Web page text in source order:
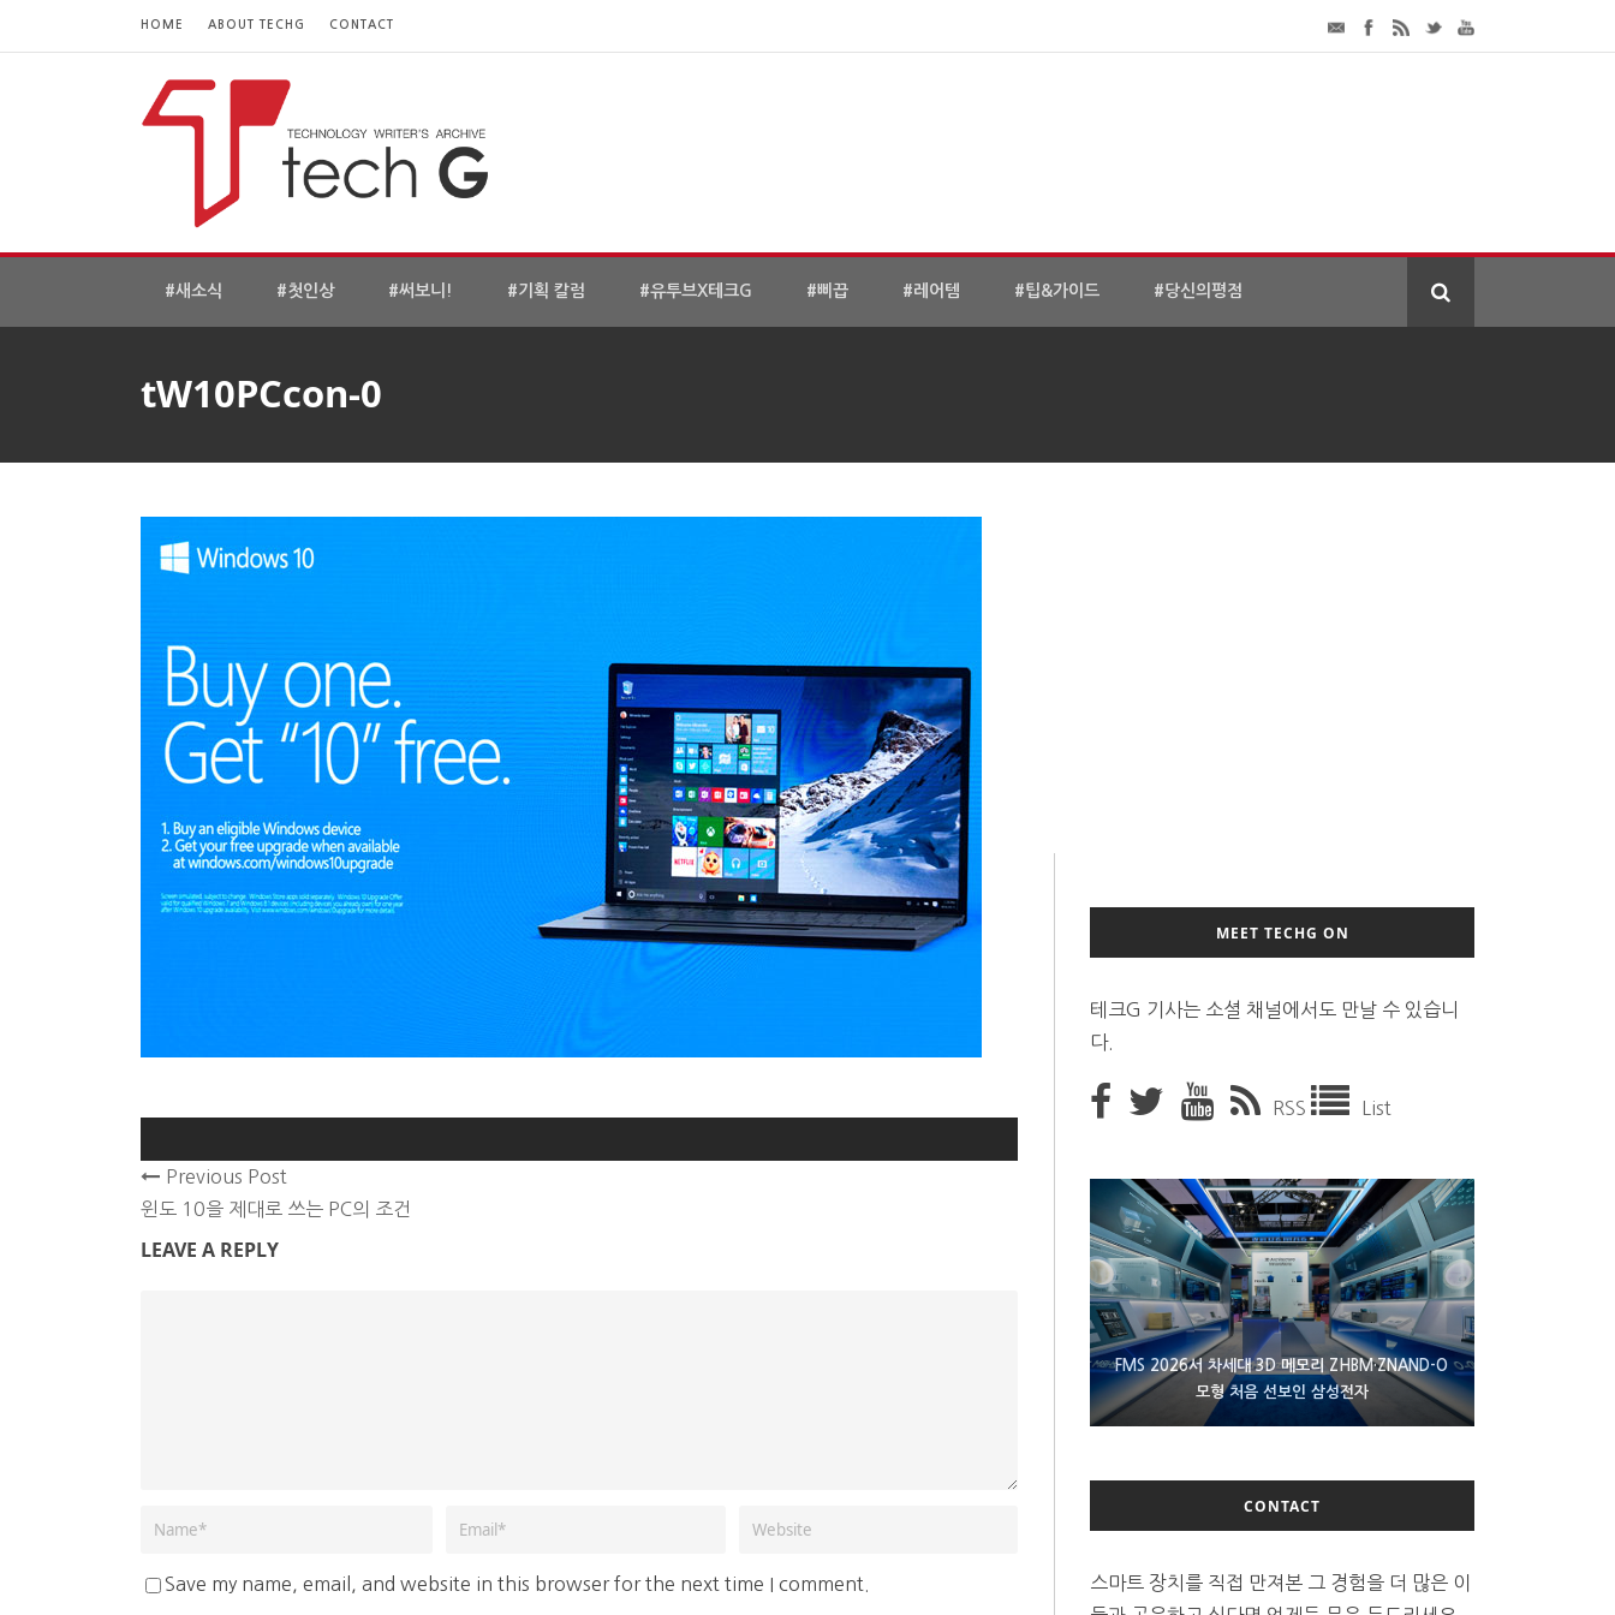
HOME ABOUT TECHG CONTACT
#새소식 #첫인상 #써보니! #기획 칼럼 #유투브X테크G #삐끕 #레어템 #팁&가이드 #당신의평점
tW10PCcon-0
Previous Post
윈도 10을 제대로 쓰는 PC의 조건
LEAVE A REPLY
Save my name, email, and website in this browser for the next time I comment.
MEET TECHG ON
테크G 기사는 소셜 채널에서도 만날 수 있습니
다.
RSS List
FMS 2026서 차세대 3D 메모리 ZHBM·ZNAND-O
모형 처음 선보인 삼성전자
에이수스 구글북 ‘CX9406’ 제품 이미지 유출
XBOX 25주년 맞아 무료 선물 나누는 마이크로소프
트
CONTACT
스마트 장치를 직접 만져본 그 경험을 더 많은 이